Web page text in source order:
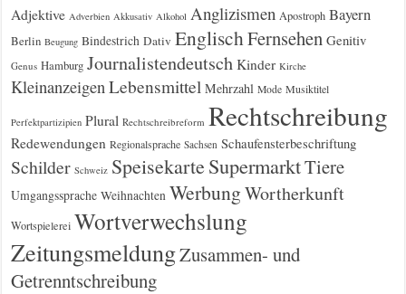
Adjektive Adverbien Akkusativ Alkohol Anglizismen Apostroph Bayern
Berlin Beugung Bindestrich Dativ EnglischFernsehen Genitiv
Genus Hamburg Journalistendeutsch Kinder Kirche
Kleinanzeigen Lebensmittel Mehrzahl Mode Musiktitel
Perfektpartizipien Plural Rechtschreibreform Rechtschreibung
Redewendungen Regionalsprache Sachsen Schaufensterbeschriftung
Schilder Schweiz Speisekarte SupermarktTiere
Umgangssprache Weihnachten WerbungWortherkunft
Wortspielerei Wortverwechslung
ZeitungsmeldungZusammen- und
Getrenntschreibung